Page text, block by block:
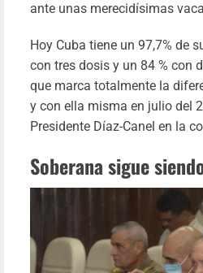
ante unas merecidísimas
Hoy Cuba tiene un 97,7% de
con tres dosis y un 84 % con
que marca totalmente la
y con ella misma en julio del
Presidente Díaz-Canel en la
Soberana sigue